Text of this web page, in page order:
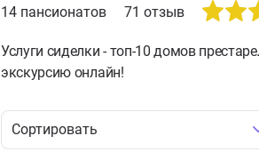
14 пансионатов 71 отзыв
Услуги сиделки - топ-10 домов
экскурсию онлайн!
Сортировать